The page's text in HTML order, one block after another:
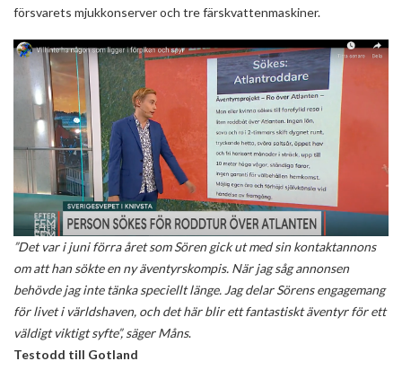
försvarets mjukkonserver och tre färskvattenmaskiner.
”Det var i juni förra året som Sören gick ut med sin kontaktannons
om att han sökte en ny äventyrskompis. När jag såg annonsen
behövde jag inte tänka speciellt länge. Jag delar Sörens engagemang
för livet i världshaven, och det här blir ett fantastiskt äventyr för ett
väldigt viktigt syfte”, säger Måns.
Testodd till Gotland